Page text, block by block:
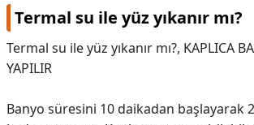
Termal su ile yüz yıkanır mı?
Termal su ile yüz yıkanır mı?, KAPLICA
YAPILIR
Banyo süresini 10 daikadan başlayarak